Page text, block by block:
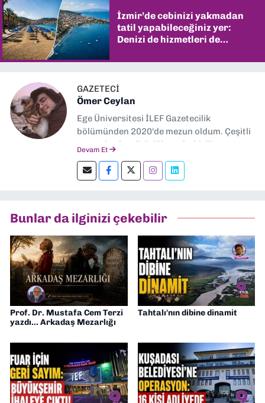
İzmir’de cebinizi yakmadan
tatil yapabileceğiniz yer:
Denizi de hizmetleri de
GAZETECİ
Ömer Ceylan
Ege Üniversitesi İLEF Gazetecilik
bölümünden 2020'de mezun oldum. Çeşitli
gazetelerde editörlük, muhabirlik yaptım.
editörlük yapıyorum.
Devam Et
Bunlar da ilginizi çekebilir
Prof. Dr. Mustafa Cem Terzi
yazdı... Arkadaş Mezarlığı
Tahtalı'nın dibine dinamit